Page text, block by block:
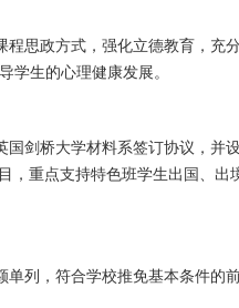
程思政方式，强化立德教育，充
学生的心理健康发展。
国剑桥大学材料系签订协议，并
，重点支持特色班学生出国、出
单列，符合学校推免基本条件的